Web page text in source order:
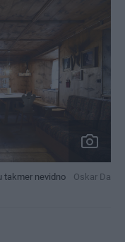
takmer nevidno
Oskar Da